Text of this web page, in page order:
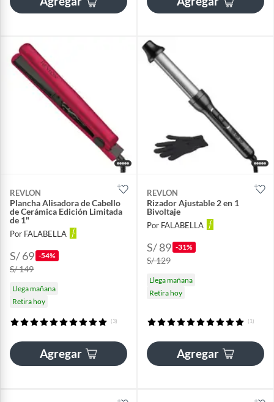
REVLON
Plancha Alisadora de Cabello
de Cerámica Edición Limitada
de 1"
Por FALABELLA
S/ 69 -54%
S/ 149
Llega mañana
Retira hoy
(3)
Agregar
REVLON
Rizador Ajustable 2 en 1
Bivoltaje
Por FALABELLA
S/ 89 -31%
S/ 129
Llega mañana
Retira hoy
(1)
Agregar